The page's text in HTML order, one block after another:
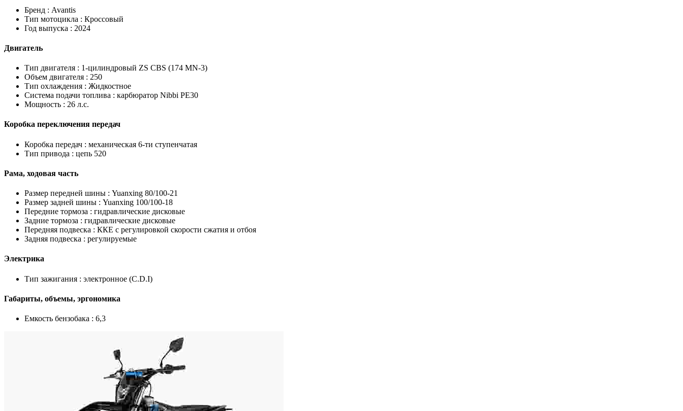
Бренд : Avantis
Тип мотоцикла : Кроссовый
Год выпуска : 2024
Двигатель
Тип двигателя : 1-цилиндровый ZS CBS (174 MN-3)
Объем двигателя : 250
Тип охлаждения : Жидкостное
Система подачи топлива : карбюратор Nibbi PE30
Мощность : 26 л.с.
Коробка переключения передач
Коробка передач : механическая 6-ти ступенчатая
Тип привода : цепь 520
Рама, ходовая часть
Размер передней шины : Yuanxing 80/100-21
Размер задней шины : Yuanxing 100/100-18
Передние тормоза : гидравлические дисковые
Задние тормоза : гидравлические дисковые
Передняя подвеска : ККЕ с регулировкой скорости сжатия и отбоя
Задняя подвеска : регулируемые
Электрика
Тип зажигания : электронное (C.D.I)
Габариты, объемы, эргономика
Емкость бензобака : 6,3